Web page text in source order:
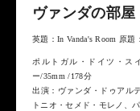
ヴァンダの部屋
英題：In Vanda's Room 原題
ポルトガル・ドイツ・ス
ー/35mm /178分
出演：ヴァンダ・ドゥアル
トニオ・セメド・モレノ、